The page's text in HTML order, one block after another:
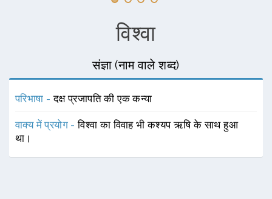
विश्वा
संज्ञा (नाम वाले शब्द)
परिभाषा -दक्ष प्रजापति की एक कन्या
वाक्य में प्रयोग -विश्वा का विवाह भी कश्यप ऋषि के साथ हुआ
था।